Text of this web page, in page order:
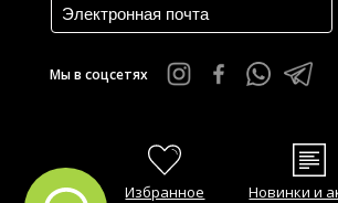
Мы в соцсетях
Избранное Новинки и